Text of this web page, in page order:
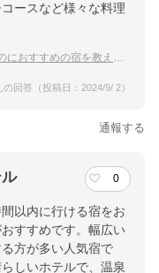
ースなど様々な料理
すめの宿を教えてください
回答（投稿日：2024/9/ 2）
通報する
0
以内に行ける宿をお
すすめです。幅広い
方が多い人気宿で
しいホテルで、温泉